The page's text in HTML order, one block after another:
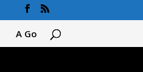
A Go